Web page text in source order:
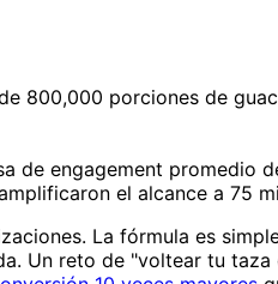
800,000 porciones de
de engagement promedio
el alcance a 75
La fórmula es
Un reto de "voltear tu